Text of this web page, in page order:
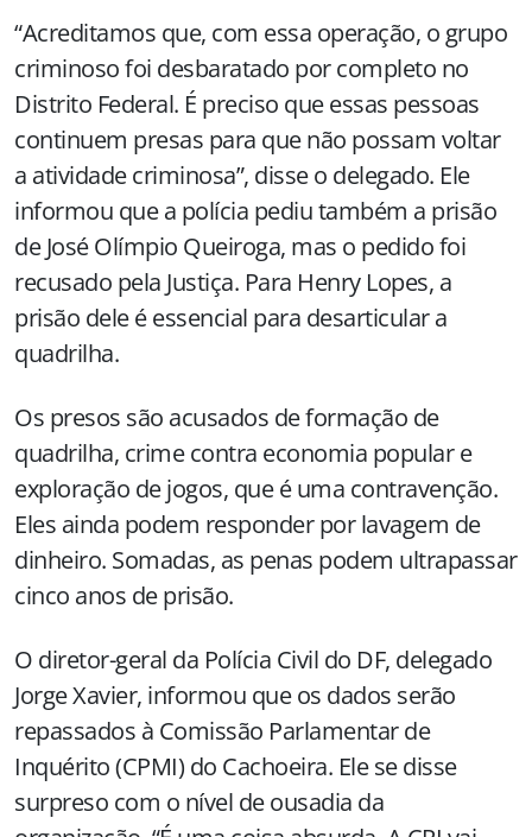
“Acreditamos que, com essa operação, o grupo
criminoso foi desbaratado por completo no
Distrito Federal. É preciso que essas pessoas
continuem presas para que não possam voltar
a atividade criminosa”, disse o delegado. Ele
informou que a polícia pediu também a prisão
de José Olímpio Queiroga, mas o pedido foi
recusado pela Justiça. Para Henry Lopes, a
prisão dele é essencial para desarticular a
quadrilha.
Os presos são acusados de formação de
quadrilha, crime contra economia popular e
exploração de jogos, que é uma contravenção.
Eles ainda podem responder por lavagem de
dinheiro. Somadas, as penas podem ultrapassar
cinco anos de prisão.
O diretor-geral da Polícia Civil do DF, delegado
Jorge Xavier, informou que os dados serão
repassados à Comissão Parlamentar de
Inquérito (CPMI) do Cachoeira. Ele se disse
surpreso com o nível de ousadia da